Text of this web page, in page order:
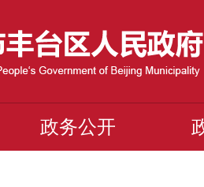
政务公开